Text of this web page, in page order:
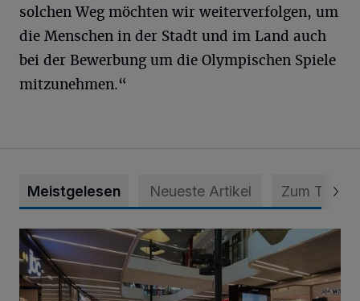
solchen Weg möchten wir weiterverfolgen, um
die Menschen in der Stadt und im Land auch
bei der Bewerbung um die Olympischen Spiele
mitzunehmen.“
Meistgelesen Neueste Artikel Zum Thema
Bestandsaufnahme für die Zentren